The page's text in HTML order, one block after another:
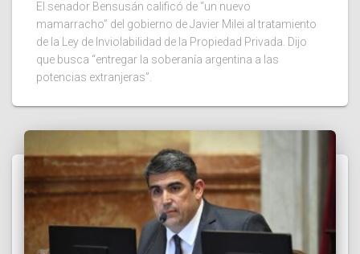
El senador Bensusán calificó de “un nuevo
mamarracho” del gobierno de Javier Milei al tratamiento
de la Ley de Inviolabilidad de la Propiedad Privada. Dijo
que busca “entregar la soberanía argentina a las
potencias extranjeras”.